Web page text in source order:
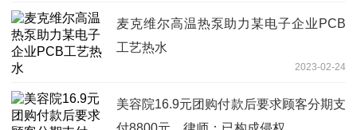
麦克维尔高温热泵助力某电子企业PCB
工艺热水
2023-02-24
美容院16.9元团购付款后要求顾客分期支